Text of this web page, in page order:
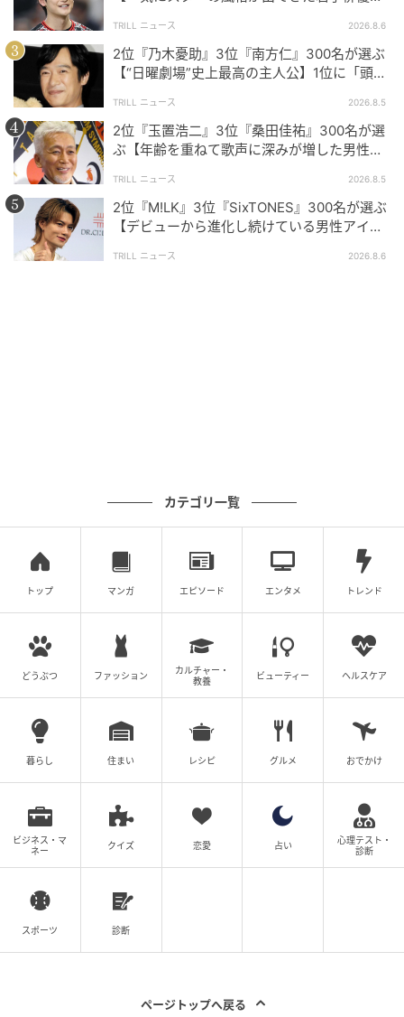
TRILL作成
今回のアンケートでは、回答者の中で最も多かったの
が30代男女、次いで40代男女でした。
今回1位となった米津玄師さんは、現在の30代〜40代
歌手たちが選ばれていました。皆さんにもきっと、“自
分だけの日常”と重なるアーティストがいるはずです。
※本記事は、自社で募集したアンケートの回答者300名
の意見を集計した結果に基づき制作しています。社会
全体の意見を代表、あるいは断定するものではないこ
とを、あらかじめご了承ください。
※コメントは原文ママ
※本記事は自社で募集したアンケートの回答結果をも
とにAIが本文を作成しておりますが、社内確認の後公
開を行っています。
調査方法：インターネットサービスによる任意回答
（自由回答式）
調査対象：全国10代〜60代
有効回答数：300名
＃1 夫「保育園に受かるなんて普通っしょ」
TRILL ニュース 2026.8.6
2位『乃木憂助』3位『南方仁』300名が選ぶ
【“日曜劇場”史上最高の主人公】1位に「頭
TRILL ニュース 2026.8.5
2位『玉置浩二』3位『桑田佳祐』300名が選
ぶ【年齢を重ねて歌声に深みが増した男性ア
TRILL ニュース 2026.8.5
2位『M!LK』3位『SixTONES』300名が選ぶ
【デビューから進化し続けている男性アイド
TRILL ニュース 2026.8.6
カテゴリ一覧
トップ マンガ エピソード エンタメ トレンド
どうぶつ ファッション
カルチャー・
教養
ビューティー ヘルスケア
暮らし 住まい レシピ グルメ おでかけ
ビジネス・マ
ネー
クイズ 恋愛 占い
心理テスト・
診断
スポーツ 診断
ページトップへ戻る